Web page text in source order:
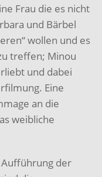
Frau die es nicht
und Bärbel
wollen und es
treffen; Minou
und dabei
Eine
an die
weibliche
Aufführung der